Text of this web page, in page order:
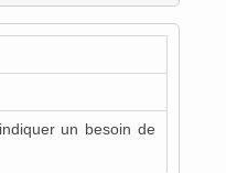
un besoin de